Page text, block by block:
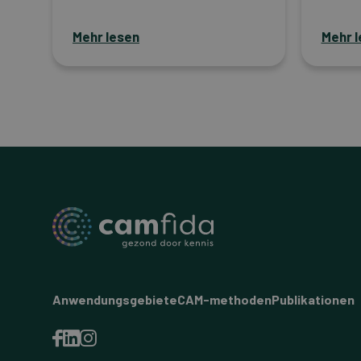
Mehr lesen Mehr
AnwendungsgebieteCAM-methodenPublikationen